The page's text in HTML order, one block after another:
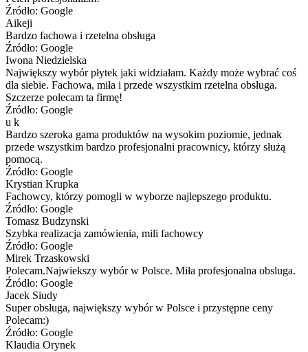
Źródło: Google
Aikeji
Bardzo fachowa i rzetelna obsługa
Źródło: Google
Iwona Niedzielska
Największy wybór płytek jaki widziałam. Każdy może wybrać coś
dla siebie. Fachowa, miła i przede wszystkim rzetelna obsługa.
Szczerze polecam ta firmę!
Źródło: Google
u k
Bardzo szeroka gama produktów na wysokim poziomie, jednak
przede wszystkim bardzo profesjonalni pracownicy, którzy służą
pomocą.
Źródło: Google
Krystian Krupka
Fachowcy, którzy pomogli w wyborze najlepszego produktu.
Źródło: Google
Tomasz Budzynski
Szybka realizacja zamówienia, mili fachowcy
Źródło: Google
Mirek Trzaskowski
Polecam.Najwiekszy wybór w Polsce. Miła profesjonalna obsluga.
Źródło: Google
Jacek Siudy
Super obsługa, największy wybór w Polsce i przystępne ceny
Polecam:)
Źródło: Google
Klaudia Orynek